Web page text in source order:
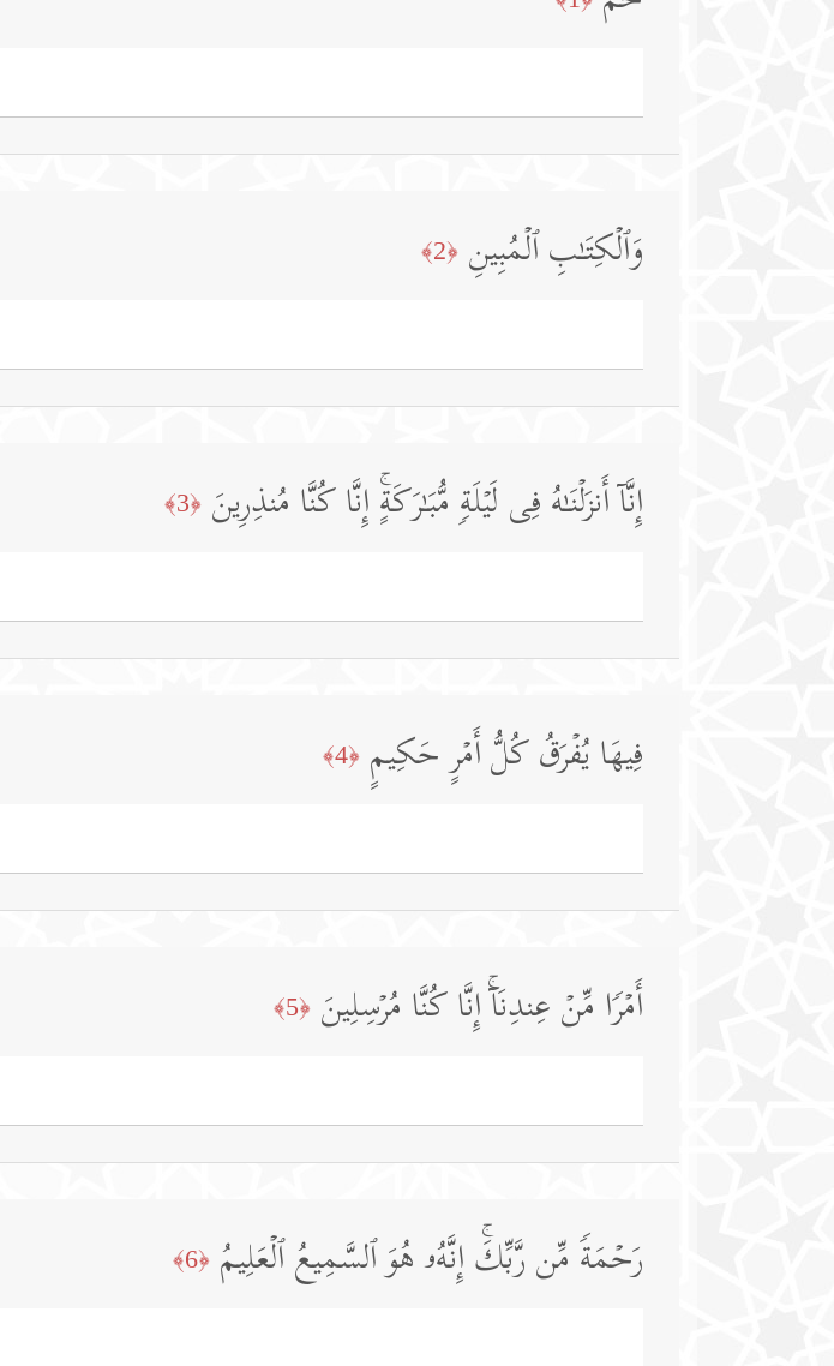
وَٱلۡكِتَـٰبِ ٱلۡمُبِینِ ﴿2﴾
إِنَّاۤ أَنزَلۡنَـٰهُ فِی لَیۡلَةࣲ مُّبَـٰرَكَةٍۚ إِنَّا كُنَّا مُنذِرِینَ ﴿3﴾
فِیهَا یُفۡرَقُ كُلُّ أَمۡرٍ حَكِیمٍ ﴿4﴾
أَمۡرࣰا مِّنۡ عِندِنَاۤۚ إِنَّا كُنَّا مُرۡسِلِینَ ﴿5﴾
رَحۡمَةࣰ مِّن رَّبِّكَۚ إِنَّهُۥ هُوَ ٱلسَّمِیعُ ٱلۡعَلِیمُ ﴿6﴾